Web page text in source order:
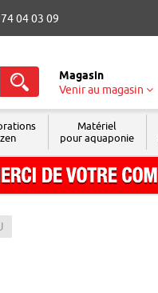
04 03 09
Magasin
Venir au magasin
zen
Matériel
pour aquaponie